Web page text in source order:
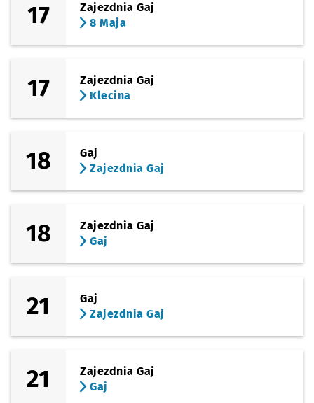
17
Zajezdnia Gaj
8 Maja
17
Zajezdnia Gaj
Klecina
18
Gaj
Zajezdnia Gaj
18
Zajezdnia Gaj
Gaj
21
Gaj
Zajezdnia Gaj
21
Zajezdnia Gaj
Gaj